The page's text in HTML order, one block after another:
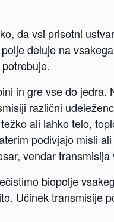
da vsi prisotni
deluje na
in gre vse do
različni
ali lahko telo,
podivjajo misli
vendar transmisija
biopolje
Učinek transmisije